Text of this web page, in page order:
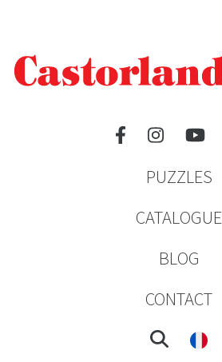
PUZZLES
CATALOGUE
BLOG
CONTACT